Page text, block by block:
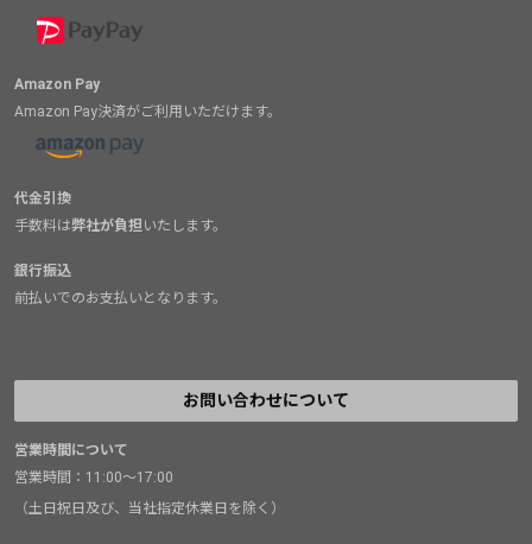
Amazon Pay
Amazon Pay決済がご利用いただけます。
代金引換
手数料は弊社が負担いたします。
銀行振込
前払いでのお支払いとなります。
お問い合わせについて
営業時間について
営業時間：11:00～17:00
（土日祝日及び、当社指定休業日を除く）